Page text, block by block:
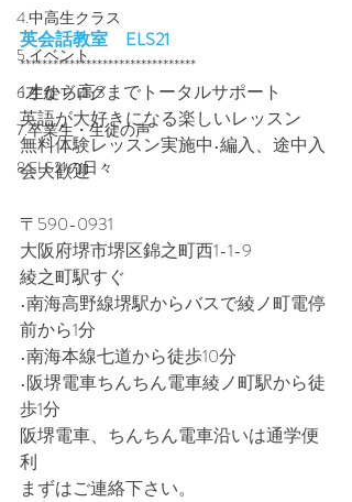
4.中高生クラス
5.イベント
6.生徒ブログ
7.卒業生・生徒の声
8.ELS21の日々
英会話教室　ELS21
********************************
1才から高3までトータルサポート
英語が大好きになる楽しいレッスン
無料体験レッスン実施中•編入、途中入
会大歓迎
〒590-0931
大阪府堺市堺区錦之町西1-1-9
綾之町駅すぐ
•南海高野線堺駅からバスで綾ノ町電停
前から1分
•南海本線七道から徒歩10分
•阪堺電車ちんちん電車綾ノ町駅から徒
歩1分
阪堺電車、ちんちん電車沿いは通学便
利
まずはご連絡下さい。